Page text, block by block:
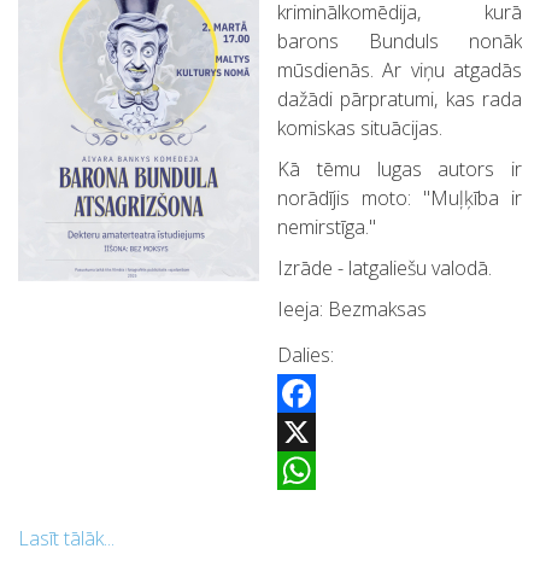
kriminālkomēdija, kurā
barons Bunduls nonāk
mūsdienās. Ar viņu atgadās
dažādi pārpratumi, kas rada
komiskas situācijas.
Kā tēmu lugas autors ir
norādījis moto: "Muļķība ir
nemirstīga."
Izrāde - latgaliešu valodā.
Ieeja: Bezmaksas
Dalies:
Facebook
X
Lasīt tālāk...